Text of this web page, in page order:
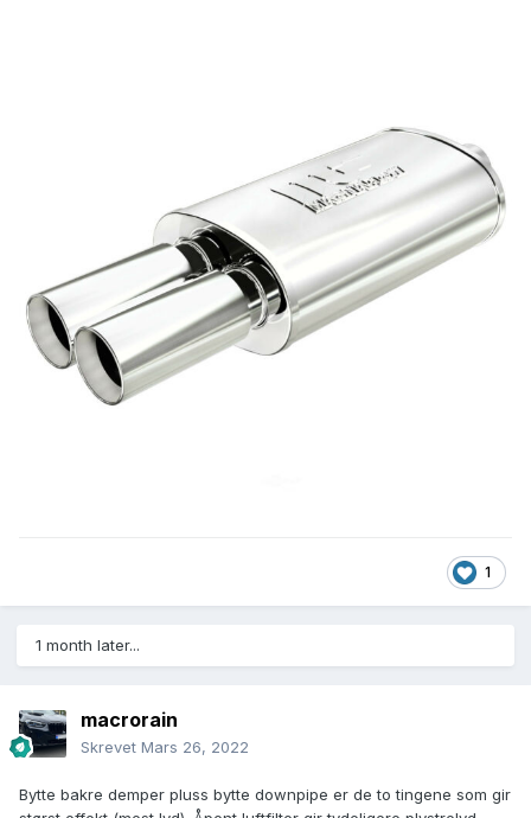
1
1 month later...
macrorain
Skrevet Mars 26, 2022
Bytte bakre demper pluss bytte downpipe er de to tingene som gir